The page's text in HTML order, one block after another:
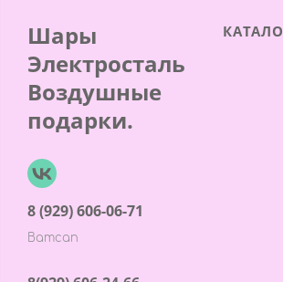
Шары
Электросталь
Воздушные
подарки.
8 (929) 606-06-71
Ватсап